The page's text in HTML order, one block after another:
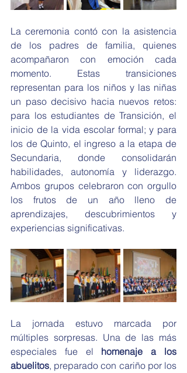
La ceremonia contó con la asistencia
de los padres de familia, quienes
acompañaron con emoción cada
momento. Estas transiciones
representan para los niños y las niñas
un paso decisivo hacia nuevos retos:
para los estudiantes de Transición, el
inicio de la vida escolar formal; y para
los de Quinto, el ingreso a la etapa de
Secundaria, donde consolidarán
habilidades, autonomía y liderazgo.
Ambos grupos celebraron con orgullo
los frutos de un año lleno de
aprendizajes, descubrimientos y
experiencias significativas.
La jornada estuvo marcada por
múltiples sorpresas. Una de las más
especiales fue el homenaje a los
abuelitos, preparado con cariño por los